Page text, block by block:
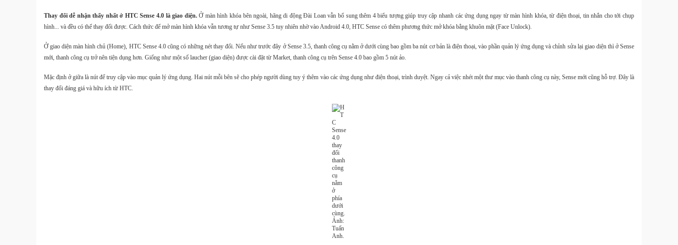
Thay đổi dễ nhận thấy nhất ở HTC Sense 4.0 là giao diện.Ở màn hình khóa bên ngoài, hãng di động Đài Loan vẫn bổ sung thêm 4 biểu tượng giúp truy cập nhanh các ứng dụng ngay từ màn hình khóa, từ điện thoại, tin nhắn cho tới chụp
hình... và đều có thể thay đổi được. Cách thức để mở màn hình khóa vẫn tương tự như Sense 3.5 tuy nhiên nhờ vào Android 4.0, HTC Sense có thêm phương thức mở khóa bằng khuôn mặt (Face Unlock).
Ở giao diện màn hình chủ (Home), HTC Sense 4.0 cũng có những nét thay đổi. Nếu như trước đây ở Sense 3.5, thanh công cụ nằm ở dưới cùng bao gồm ba nút cơ bản là điện thoại, vào phần quản lý ứng dụng và chỉnh sửa lại giao diện thì ở Sense
mới, thanh công cụ trở nên tiện dụng hơn. Giống như một số laucher (giao diện) được cài đặt từ Market, thanh công cụ trên Sense 4.0 bao gồm 5 nút ảo.
Mặc định ở giữa là nút để truy cập vào mục quản lý ứng dụng. Hai nút mỗi bên sẽ cho phép người dùng tuy ý thêm vào các ứng dụng như điện thoại, trình duyệt. Ngay cả việc nhét một thư mục vào thanh công cụ này, Sense mới cũng hỗ trợ. Đây là
thay đổi đáng giá và hữu ích từ HTC.